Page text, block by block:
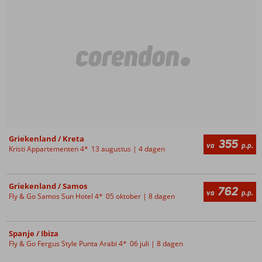
Griekenland / Kreta
Kristi Appartementen 4* 13 augustus | 4 dagen va 355 p.p.
Griekenland / Samos
Fly & Go Samos Sun Hotel 4* 05 oktober | 8 dagen va 762 p.p.
Spanje / Ibiza
Fly & Go Fergus Style Punta Arabi 4* 06 juli | 8 dagen